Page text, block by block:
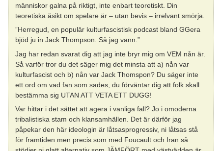
människor galna på riktigt, inte enbart teoretiskt. Din
teoretiska åsikt om spelare är – utan bevis – irrelvant smörja.
”Herregud, en populär kulturfascistisk podcast bland GGera
bjöd ju in Jack Thompson. Så jag vann.”
Jag har redan svarat dig att jag inte bryr mig om VEM nån är.
Så varför tror du det säger mig det minsta att a) nån var
kulturfascist och b) nån var Jack Thomspon? Du säger inte
ett ord om vad fan som sades, du förväntar dig att folk skall
bestämma sig UTAN ATT VETA ETT DUGG!
Var hittar i det sättet att agera i vanliga fall? Jo i omoderna
tribalistiska stam och klansamhällen. Det är därför jag
påpekar den här ideologin är låtsasprogressiv, ni låtsas stå
för framtiden men precis som med Foucault och Iran så